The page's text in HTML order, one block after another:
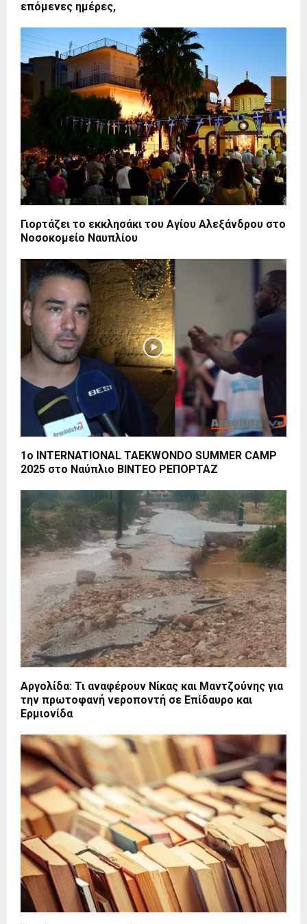
επόμενες ημέρες,
Γιορτάζει το εκκλησάκι του Αγίου Αλεξάνδρου στο
Νοσοκομείο Ναυπλίου
1ο INTERNATIONAL TAEKWONDO SUMMER CAMP
2025 στο Ναύπλιο ΒΙΝΤΕΟ ΡΕΠΟΡΤΑΖ
Αργολίδα: Τι αναφέρουν Νίκας και Μαντζούνης για
την πρωτοφανή νεροποντή σε Επίδαυρο και
Ερμιονίδα